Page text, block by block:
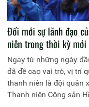
Đổi mới sự lãnh đạo
niên trong thời kỳ mới
Ngay từ những ngày
đã đề cao vai trò, vị trí
thanh niên là đội quân
Thanh niên Cộng sản